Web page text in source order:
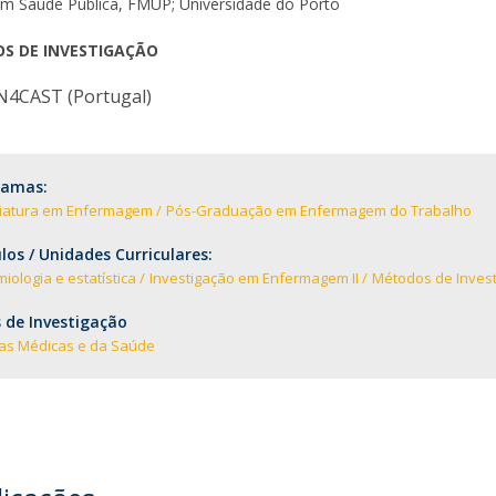
Recrutamentos
ESEnfIC
DE INVESTIGAÇÃO
(Portugal)
em Enfermagem Pós-Graduação em Enfermagem do Trabalho
/ Unidades Curriculares:
e estatística Investigação em Enfermagem II Métodos de
de Investigação
Médicas e da Saúde